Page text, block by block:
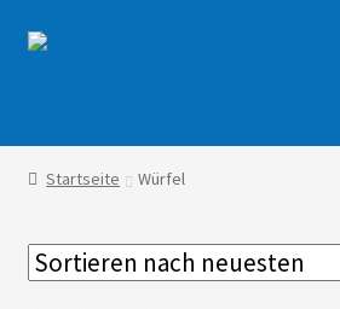
Zur
Zum
Shop
Startseite Würfel